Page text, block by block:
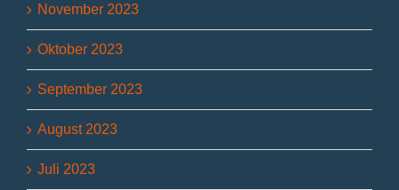
November 2023
Oktober 2023
September 2023
August 2023
Juli 2023